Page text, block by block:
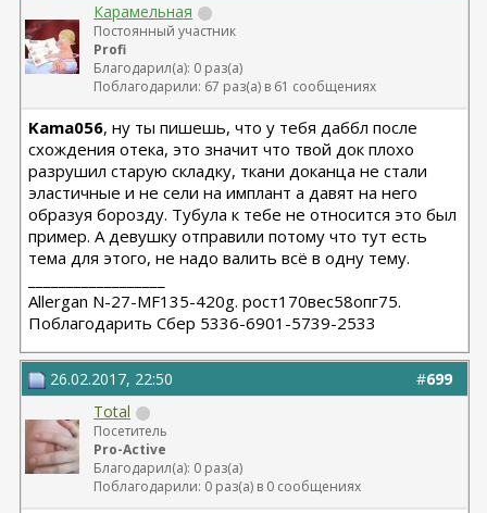
Карамельная
Постоянный участник
Profi
Благодарил(а): 0 раз(а)
Поблагодарили: 67 раз(а) в 61 сообщениях
Kama056, ну ты пишешь, что у тебя даббл после
схождения отека, это значит что твой док плохо
разрушил старую складку, ткани доканца не стали
эластичные и не сели на имплант а давят на него
образуя борозду. Тубула к тебе не относится это был
пример. А девушку отправили потому что тут есть
тема для этого, не надо валить всё в одну тему.
Allergan N-27-MF135-420g. рост170вес58опг75.
Поблагодарить Сбер 5336-6901-5739-2533
#699
26.02.2017, 22:50
Total
Посетитель
Pro-Active
Благодарил(а): 0 раз(а)
Поблагодарили: 0 раз(а) в 0 сообщениях